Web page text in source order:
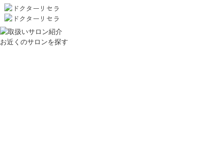
お近くのサロンを探す